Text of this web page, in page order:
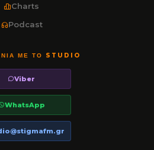
Charts
Podcast
ΜΕ ΤΟ STUDIO
Viber
WhatsApp